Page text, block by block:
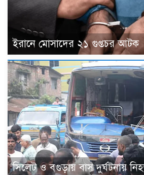
ইরানে মোসাদের ২১ গুপ্তচর আটক
সিলেট ও বগুড়ায় বাস দুর্ঘটনায়